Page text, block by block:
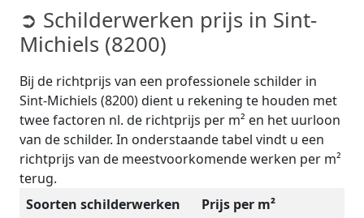
➲ Schilderwerken prijs in Sint-
Michiels (8200)
Bij de richtprijs van een professionele schilder in
Sint-Michiels (8200) dient u rekening te houden met
twee factoren nl. de richtprijs per m² en het uurloon
van de schilder. In onderstaande tabel vindt u een
richtprijs van de meestvoorkomende werken per m²
terug.
Soorten schilderwerken
Prijs per m²